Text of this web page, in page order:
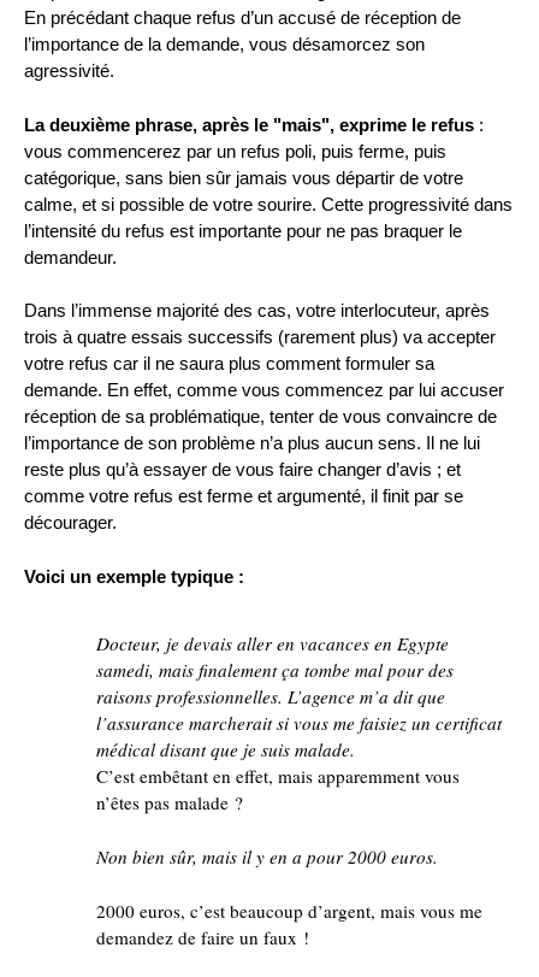
En précédant chaque refus d’un accusé de réception de
l’importance de la demande, vous désamorcez son
agressivité.
La deuxième phrase, après le "mais", exprime le refus :
vous commencerez par un refus poli, puis ferme, puis
catégorique, sans bien sûr jamais vous départir de votre
calme, et si possible de votre sourire. Cette progressivité dans
l’intensité du refus est importante pour ne pas braquer le
demandeur.
Dans l’immense majorité des cas, votre interlocuteur, après
trois à quatre essais successifs (rarement plus) va accepter
votre refus car il ne saura plus comment formuler sa
demande. En effet, comme vous commencez par lui accuser
réception de sa problématique, tenter de vous convaincre de
l’importance de son problème n’a plus aucun sens. Il ne lui
reste plus qu’à essayer de vous faire changer d’avis ; et
comme votre refus est ferme et argumenté, il finit par se
décourager.
Voici un exemple typique :
Docteur, je devais aller en vacances en Egypte
samedi, mais finalement ça tombe mal pour des
raisons professionnelles. L’agence m’a dit que
l’assurance marcherait si vous me faisiez un certificat
médical disant que je suis malade.
C’est embêtant en effet, mais apparemment vous
n’êtes pas malade ?
Non bien sûr, mais il y en a pour 2000 euros.
2000 euros, c’est beaucoup d’argent, mais vous me
demandez de faire un faux !